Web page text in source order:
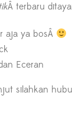
Â terbaru
aja ya bosÂ
Eceran
silahkan